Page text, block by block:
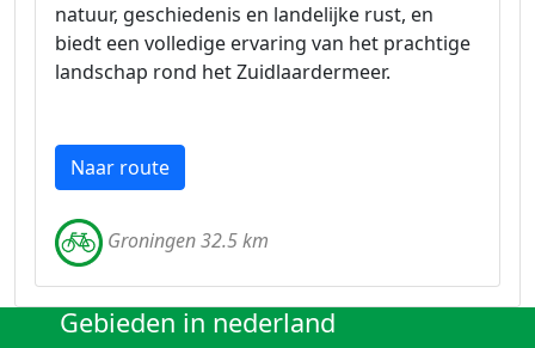
natuur, geschiedenis en landelijke rust, en
biedt een volledige ervaring van het prachtige
landschap rond het Zuidlaardermeer.
Naar route
Groningen 32.5 km
Gebieden in nederland